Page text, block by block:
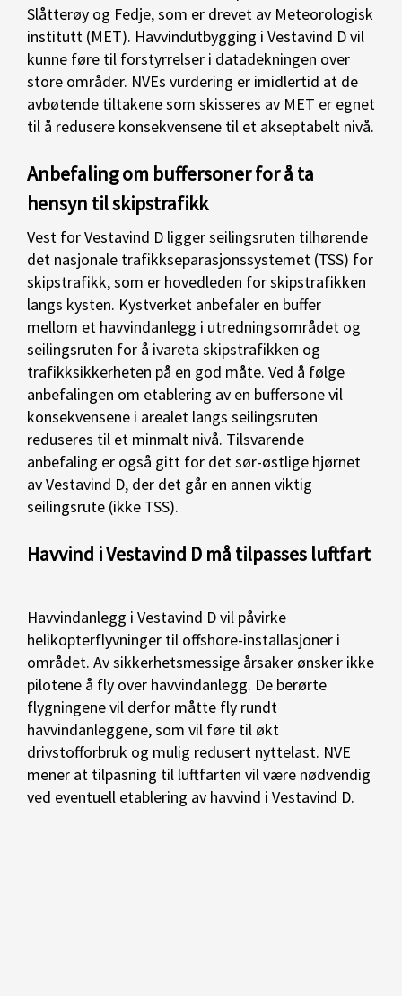
Slåtterøy og Fedje, som er drevet av Meteorologisk
institutt (MET). Havvindutbygging i Vestavind D vil
kunne føre til forstyrrelser i datadekningen over
store områder. NVEs vurdering er imidlertid at de
avbøtende tiltakene som skisseres av MET er egnet
til å redusere konsekvensene til et akseptabelt nivå.
Anbefaling om buffersoner for å ta
hensyn til skipstrafikk
Vest for Vestavind D ligger seilingsruten tilhørende
det nasjonale trafikkseparasjonssystemet (TSS) for
skipstrafikk, som er hovedleden for skipstrafikken
langs kysten. Kystverket anbefaler en buffer
mellom et havvindanlegg i utredningsområdet og
seilingsruten for å ivareta skipstrafikken og
trafikksikkerheten på en god måte. Ved å følge
anbefalingen om etablering av en buffersone vil
konsekvensene i arealet langs seilingsruten
reduseres til et minmalt nivå. Tilsvarende
anbefaling er også gitt for det sør-østlige hjørnet
av Vestavind D, der det går en annen viktig
seilingsrute (ikke TSS).
Havvind i Vestavind D må tilpasses luftfart
Havvindanlegg i Vestavind D vil påvirke
helikopterflyvninger til offshore-installasjoner i
området. Av sikkerhetsmessige årsaker ønsker ikke
pilotene å fly over havvindanlegg. De berørte
flygningene vil derfor måtte fly rundt
havvindanleggene, som vil føre til økt
drivstofforbruk og mulig redusert nyttelast. NVE
mener at tilpasning til luftfarten vil være nødvendig
ved eventuell etablering av havvind i Vestavind D.